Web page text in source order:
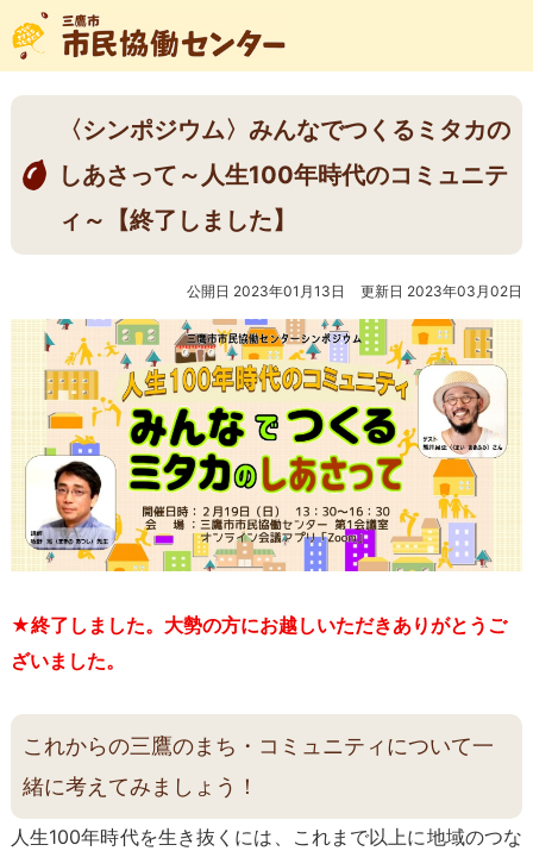
〈シンポジウム〉みんなでつくるミタカの
しあさって～人生100年時代のコミュニテ
ィ～【終了しました】
公開日 2023年01月13日 更新日 2023年03月02日
★終了しました。大勢の方にお越しいただきありがとうご
ざいました。
これからの三鷹のまち・コミュニティについて一
緒に考えてみましょう！
人生100年時代を生き抜くには、これまで以上に地域のつな